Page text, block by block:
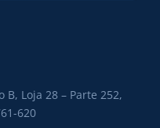
B, Loja 28 – Parte 252,
620